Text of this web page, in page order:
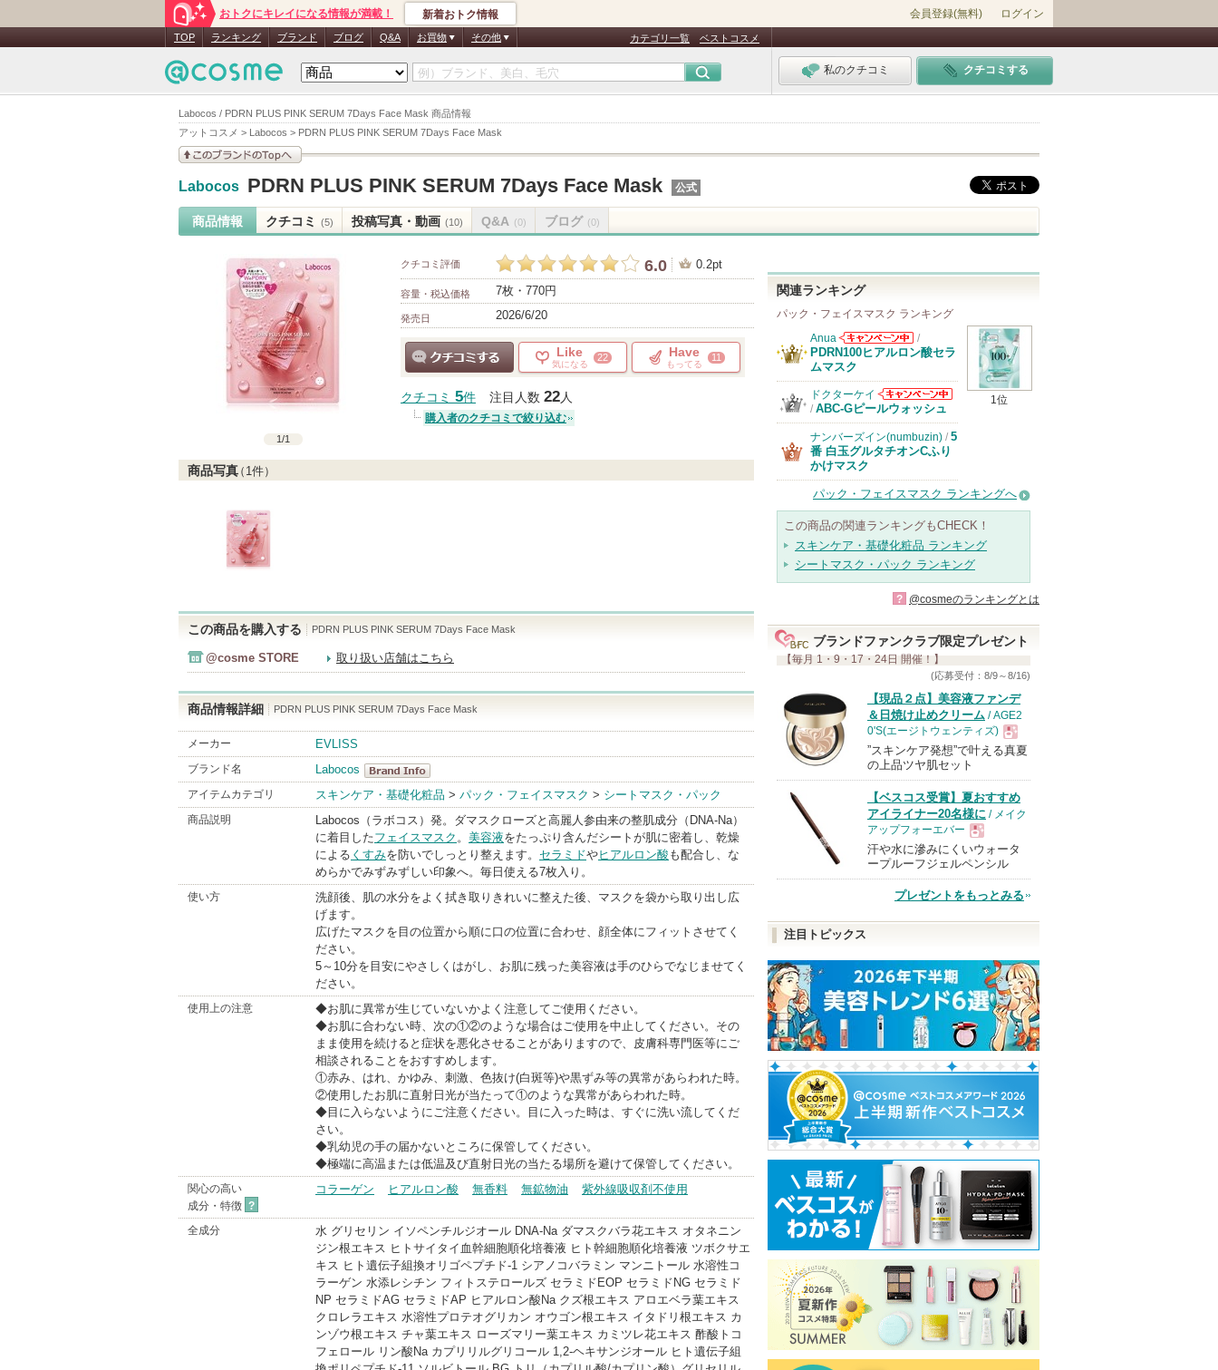
Labocos / PDRN PLUS PINK SERUM 7Days Face Mask 商品情報
アットコスメ > Labocos > PDRN PLUS PINK SERUM 7Days Face Mask
おトクにキレイになる情報が満載！ 新着おトク情報 会員登録(無料) ログイン
TOP ランキング ブランド ブログ Q&A お買物 その他 カテゴリ一覧 ベストコスメ
私のクチコミ クチコミする
Labocos PDRN PLUS PINK SERUM 7Days Face Mask 公式
商品情報 クチコミ (5) 投稿写真・動画 (10) Q&A (0) ブログ (0)
1/1
クチコミ評価 6.0 0.2pt
容量・税込価格 7枚・770円
発売日 2026/6/20
Like
気になる
22 Have
もってる
11
クチコミ 5件 注目人数 22人
購入者のクチコミで絞り込む
商品写真（ 1件）
この商品を購入する PDRN PLUS PINK SERUM 7Days Face Mask
@cosme STORE 取り扱い店舗はこちら
商品情報詳細 PDRN PLUS PINK SERUM 7Days Face Mask
メーカー EVLISS
ブランド名
Labocos
Labocos
BrandInfo
アイテムカテゴリ スキンケア・基礎化粧品 > パック・フェイスマスク > シートマスク・パック
商品説明
Labocos（ラボコス）発。ダマスクローズと高麗人参由来の整肌成分（DNA-Na）
に着目したフェイスマスク 。 美容液をたっぷり含んだシートが肌に密着し、乾燥
による くすみを防いでしっとり整えます。 セラミドやヒアルロン酸 も配合し、な
めらかでみずみずしい印象へ。毎日使える7枚入り。
使い方
洗顔後、肌の水分をよく拭き取りきれいに整えた後、マスクを袋から取り出し広
げます。
広げたマスクを目の位置から順に口の位置に合わせ、顔全体にフィットさせてく
ださい。
5～10分を目安にやさしくはがし、お肌に残った美容液は手のひらでなじませてく
ださい。
使用上の注意
◆お肌に異常が生じていないかよく注意してご使用ください。
◆お肌に合わない時、次の①②のような場合はご使用を中止してください。その
まま使用を続けると症状を悪化させることがありますので、皮膚科専門医等にご
相談されることをおすすめします。
①赤み、はれ、かゆみ、刺激、色抜け(白斑等)や黒ずみ等の異常があらわれた時。
②使用したお肌に直射日光が当たって①のような異常があらわれた時。
◆目に入らないようにご注意ください。目に入った時は、すぐに洗い流してくだ
さい。
◆乳幼児の手の届かないところに保管してください。
◆極端に高温または低温及び直射日光の当たる場所を避けて保管してください。
関心の高い
成分・特徴 ?
コラーゲン ヒアルロン酸 無香料 無鉱物油 紫外線吸収剤不使用
全成分
水 グリセリン イソペンチルジオール DNA-Na ダマスクバラ花エキス オタネニン
ジン根エキス ヒトサイタイ血幹細胞順化培養液 ヒト幹細胞順化培養液 ツボクサエ
キス ヒト遺伝子組換オリゴペプチド-1 シアノコバラミン マンニトール 水溶性コ
ラーゲン 水添レシチン フィトステロールズ セラミドEOP セラミドNG セラミド
NP セラミドAG セラミドAP ヒアルロン酸Na クズ根エキス アロエベラ葉エキス
クロレラエキス 水溶性プロテオグリカン オウゴン根エキス イタドリ根エキス カ
ンゾウ根エキス チャ葉エキス ローズマリー葉エキス カミツレ花エキス 酢酸トコ
フェロール リン酸Na カプリリルグリコール 1,2-ヘキサンジオール ヒト遺伝子組
関連ランキング
パック・フェイスマスク ランキング
1位
Anua
Anuaからのお
知らせがありま
/
PDRN100ヒアルロン酸セラ
ムマスク
ドクターケイ
ドクターケイか
らのお知らせが
あります
/ ABC-Gピールウォッシュ
ナンバーズイン(numbuzin) / 5
番 白玉グルタチオンCふり
かけマスク
パック・フェイスマスク ランキングへ
この商品の関連ランキングもCHECK！
スキンケア・基礎化粧品 ランキング
シートマスク・パック ランキング
? @cosmeのランキングとは
ブランドファンクラブ限定プレゼント
【毎月 1・9・17・24日 開催！】
(応募受付：8/9～8/16)
【現品２点】美容液ファンデ
＆日焼け止めクリーム / AGE2
0'S(エージトウェンティズ)
現
品
”スキンケア発想”で叶える真夏
の上品ツヤ肌セット
【ベスコス受賞】夏おすすめ
アイライナー20名様に / メイク
アップフォーエバー
現
品
汗や水に滲みにくいウォータ
ープルーフジェルペンシル
プレゼントをもっとみる
注目トピックス